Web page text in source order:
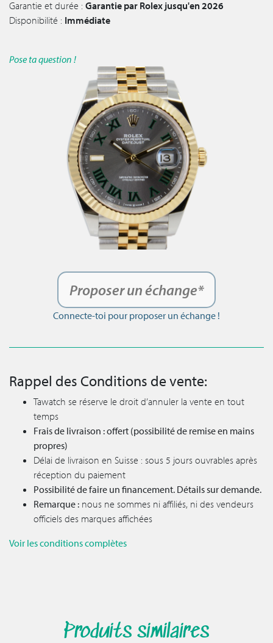
Garantie et durée : Garantie par Rolex jusqu'en 2026
Disponibilité : Immédiate
Pose ta question !
Proposer un échange*
Connecte-toi pour proposer un échange !
Rappel des Conditions de vente:
Tawatch se réserve le droit d’annuler la vente en tout
temps
Frais de livraison : offert (possibilité de remise en mains
propres)
Délai de livraison en Suisse : sous 5 jours ouvrables après
réception du paiement
Possibilité de faire un financement. Détails sur demande.
Remarque : nous ne sommes ni affiliés, ni des vendeurs
officiels des marques affichées
Voir les conditions complètes
Produits similaires